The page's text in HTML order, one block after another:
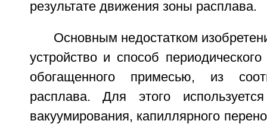
результате движения зоны расплава.
Основным недостатком
устройство и способ
обогащенного примесью, из
расплава. Для этого
вакуумирования, капиллярного